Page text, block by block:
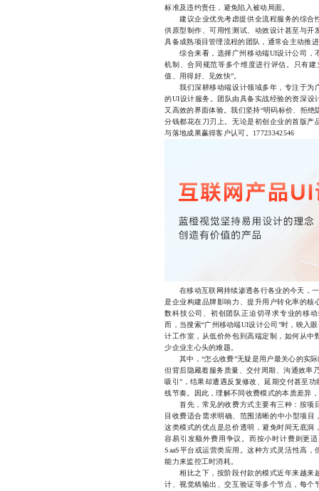
标准及违约责任，避免陷入被动局面。
建议企业优先考虑提供全流程服务的综合
供原型制作、可用性测试、动效设计甚至与
具备成熟项目管理流程的团队，通常会主动推
综合来看，选择广州移动端UI设计公司，
机制、合同规范等多个维度进行评估。只有
值、用得好、见效快”。
我们深耕移动端设计领域多年，专注于为
的UI设计服务。团队由具备实战经验的资深
又高效的界面体验。我们坚持“明码标价、拒
分钱都花在刀刃上。无论是初创企业的首版
与落地成果赢得客户认可。17723342546
在移动互联网持续渗透各行各业的今天，一
是企业构建品牌影响力、提升用户转化率的
数科技公司、初创团队正迫切寻求专业的移
而，当搜索“广州移动端UI设计公司”时，映入
计工作室，从低价外包到高端定制，如何从
少企业主心头的难题。
其中，“怎么收费”无疑是用户最关心的实际
但背后隐藏着服务质量、交付周期、沟通效率
吸引”，结果却遭遇反复修改、延期交付甚至
线节奏。因此，理解不同收费模式的本质差异
首先，常见的收费方式主要有三种：按项
目收费适合需求明确、范围清晰的中小型项
这类模式的优点是总价透明，避免时间无底
容易引发额外费用争议。而按小时计费则更
SaaS平台或运营类应用。这种方式灵活性高
能力来监控工时消耗。
相比之下，按阶段付款的模式近年来越来
计、视觉稿输出、交互验证等多个节点，每